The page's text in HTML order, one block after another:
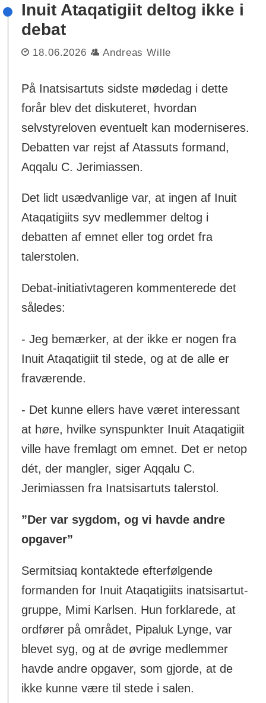
Inuit Ataqatigiit deltog ikke i
debat
18.06.2026 Andreas Wille
På Inatsisartuts sidste mødedag i dette
forår blev det diskuteret, hvordan
selvstyreloven eventuelt kan moderniseres.
Debatten var rejst af Atassuts formand,
Aqqalu C. Jerimiassen.
Det lidt usædvanlige var, at ingen af Inuit
Ataqatigiits syv medlemmer deltog i
debatten af emnet eller tog ordet fra
talerstolen.
Debat-initiativtageren kommenterede det
således:
- Jeg bemærker, at der ikke er nogen fra
Inuit Ataqatigiit til stede, og at de alle er
fraværende.
- Det kunne ellers have været interessant
at høre, hvilke synspunkter Inuit Ataqatigiit
ville have fremlagt om emnet. Det er netop
dét, der mangler, siger Aqqalu C.
Jerimiassen fra Inatsisartuts talerstol.
”Der var sygdom, og vi havde andre
opgaver”
Sermitsiaq kontaktede efterfølgende
formanden for Inuit Ataqatigiits inatsisartut-
gruppe, Mimi Karlsen. Hun forklarede, at
ordfører på området, Pipaluk Lynge, var
blevet syg, og at de øvrige medlemmer
havde andre opgaver, som gjorde, at de
ikke kunne være til stede i salen.